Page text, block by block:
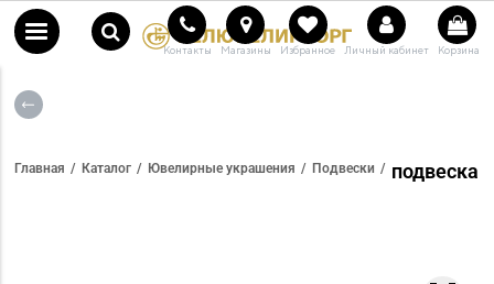
Контакты Магазины Избранное Личный кабинет Корзина
Главная Каталог Ювелирные украшения Подвески подвеска